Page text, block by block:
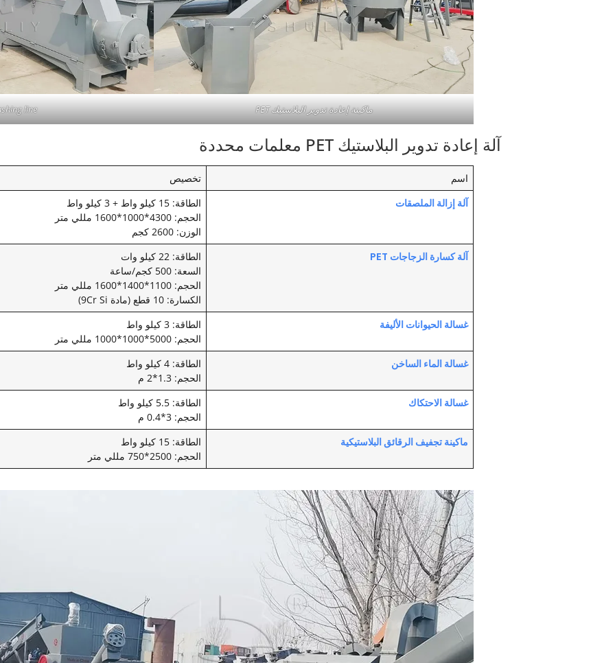
ماكينة إعادة تدوير البلاستيك PET line
آلة إعادة تدوير البلاستيك PET معلمات محددة
اسم تخصيص
آلة إزالة الملصقات
الطاقة: 15 كيلو واط + 3 كيلو واط
الحجم: 4300*1000*1600 مللي متر
الوزن: 2600 كجم
آلة كسارة الزجاجات PET
الطاقة: 22 كيلو وات
السعة: 500 كجم/ساعة
الحجم: 1100*1400*1600 مللي متر
الكسارة: 10 قطع (مادة 9Cr Si)
غسالة الحيوانات الأليفة
الطاقة: 3 كيلو واط
الحجم: 5000*1000*1000 مللي متر
غسالة الماء الساخن
الطاقة: 4 كيلو واط
الحجم: 1.3*2 م
غسالة الاحتكاك
الطاقة: 5.5 كيلو واط
الحجم: 3*0.4 م
ماكينة تجفيف الرقائق البلاستيكية
الطاقة: 15 كيلو واط
الحجم: 2500*750 مللي متر